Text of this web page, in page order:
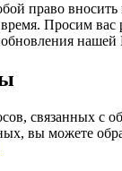
право
Просим вас
обновления
связанных с
вы можете